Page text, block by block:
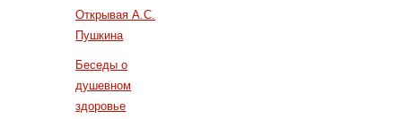
Открывая А.С.
Пушкина
Беседы о
душевном
здоровье